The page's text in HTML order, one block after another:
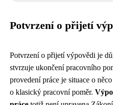
Potvrzení o přijetí
Potvrzení o přijetí výpovědi je
stvrzuje ukončení pracovního
provedení práce je situace o
o klasický pracovní poměr.